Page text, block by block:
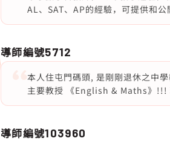
AL、SAT、AP的經驗，可提供和公
導師編號5712
本人住屯門碼頭, 是剛剛退休之中
主要教授 《English & Maths》!!!
導師編號103960